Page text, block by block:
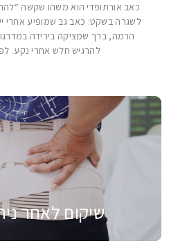
כאב אורתופדי הוא משהו שקשה
לשגרה בשקט: כאב גב שמופיע אחרי
הרמה, ברך שמציקה בירידה
להרגיש חלש אחרי נקע.
שיקום לאחר